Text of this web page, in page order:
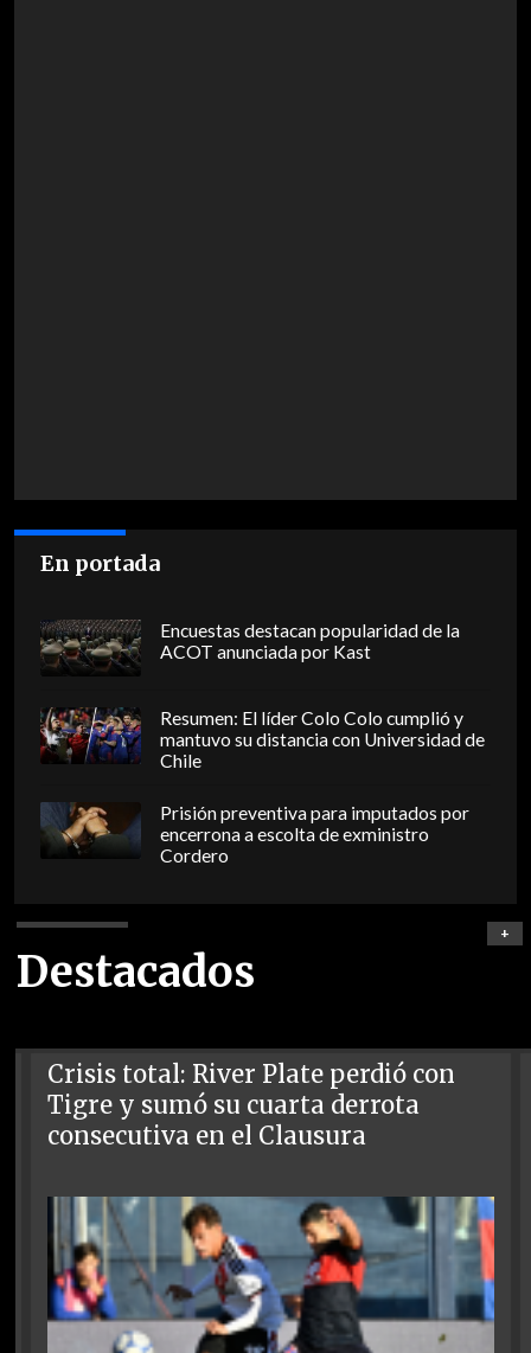
En portada
Encuestas destacan popularidad de la
ACOT anunciada por Kast
Resumen: El líder Colo Colo cumplió y
mantuvo su distancia con Universidad de
Chile
Prisión preventiva para imputados por
encerrona a escolta de exministro
Cordero
Destacados
+
Crisis total: River Plate perdió con
Tigre y sumó su cuarta derrota
consecutiva en el Clausura